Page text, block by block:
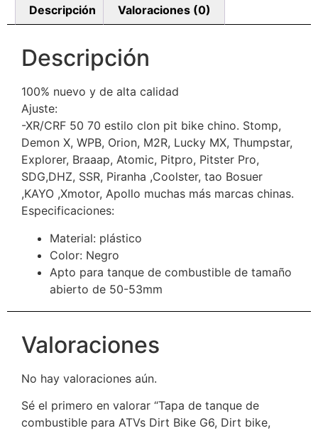
Descripción Valoraciones (0)
Descripción
100% nuevo y de alta calidad
Ajuste:
-XR/CRF 50 70 estilo clon pit bike chino. Stomp,
Demon X, WPB, Orion, M2R, Lucky MX, Thumpstar,
Explorer, Braaap, Atomic, Pitpro, Pitster Pro,
SDG,DHZ, SSR, Piranha ,Coolster, tao Bosuer
,KAYO ,Xmotor, Apollo muchas más marcas chinas.
Especificaciones:
Material: plástico
Color: Negro
Apto para tanque de combustible de tamaño
abierto de 50-53mm
Valoraciones
No hay valoraciones aún.
Sé el primero en valorar “Tapa de tanque de
combustible para ATVs Dirt Bike G6, Dirt bike,